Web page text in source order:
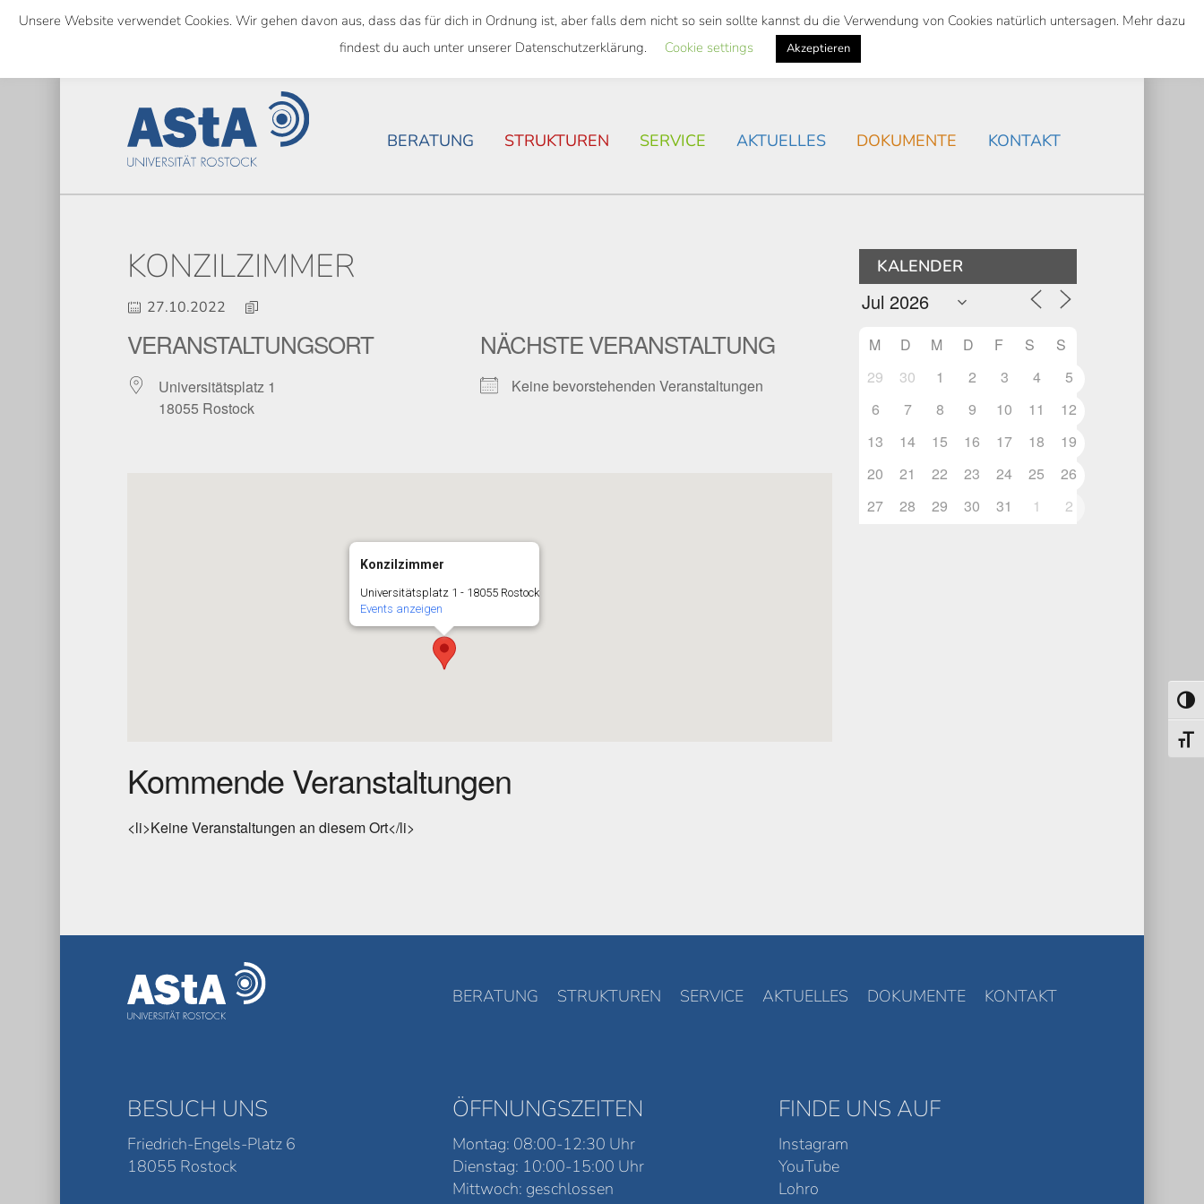
Skip
content
Suche
Search
SEMESTERTICKET ALS BUNDESWEITES TICKET AKTUELLES
BERATUNG STRUKTUREN SERVICE AKTUELLES DOKUMENTE KONTAKT
KONZILZIMMER
27.10.2022
VERANSTALTUNGSORT
Universitätsplatz 1
18055 Rostock
NÄCHSTE VERANSTALTUNG
Keine bevorstehenden Veranstaltungen
Konzilzimmer
Universitätsplatz 1 - 18055 Rostock
Events anzeigen
Kommende Veranstaltungen
<li>Keine Veranstaltungen an diesem Ort</li>
KALENDER
M D M D F S
S
29
30 1 2 3 4
5
6
7 8 9 10 11
12
13
14 15 16 17 18
19
20
21 22 23 24 25
26
27
28 29 30 31 1 2
BERATUNG STRUKTUREN SERVICE AKTUELLES DOKUMENTE KONTAKT
BESUCH UNS
Friedrich-Engels-Platz 6
18055 Rostock
ÖFFNUNGSZEITEN
Montag: 08:00-12:30 Uhr
Dienstag: 10:00-15:00 Uhr
Mittwoch: geschlossen
FINDE UNS AUF
Instagram
YouTube
Lohro
Unsere Website verwendet Cookies. Wir gehen davon aus, dass das für dich in Ordnung ist, aber falls dem nicht so sein sollte kannst du die Verwendung von Cookies natürlich untersagen. Mehr dazu
findest du auch unter unserer Datenschutzerklärung.
Cookie settings Akzeptieren